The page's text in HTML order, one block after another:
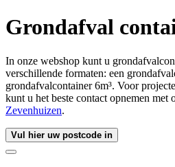
Grondafval
In onze webshop kunt u
verschillende formaten: een
grondafvalcontainer 6m³. Voor
kunt u het beste contact opnemen met
Zevenhuizen.
Vul hier uw postcode in